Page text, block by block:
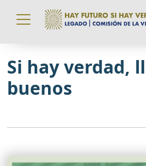
Pasar al contenido principal
Si hay verdad,
buenos